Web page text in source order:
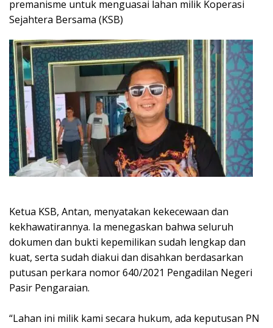
premanisme untuk menguasai lahan milik Koperasi
Sejahtera Bersama (KSB)
Ketua KSB, Antan, menyatakan kekecewaan dan
kekhawatirannya. Ia menegaskan bahwa seluruh
dokumen dan bukti kepemilikan sudah lengkap dan
kuat, serta sudah diakui dan disahkan berdasarkan
putusan perkara nomor 640/2021 Pengadilan Negeri
Pasir Pengaraian.
“Lahan ini milik kami secara hukum, ada keputusan PN